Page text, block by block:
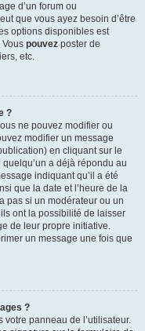
d’un forum ou
que vous ayez besoin d’être
options disponibles est
pouvez poster de
etc.
?
ne pouvez modifier ou
modifier un message
en cliquant sur le
a déjà répondu au
indiquant qu’il a été
que la date et l’heure de la
pas si un modérateur ou un
ont la possibilité de laisser
de leur propre initiative.
un message une fois que
?
votre panneau de l’utilisateur.